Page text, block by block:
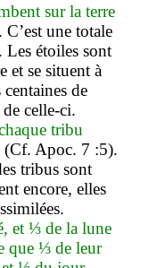
sur la terre
une totale
étoiles sont
et se situent à
de
celle-ci.
tribu
(Cf. Apoc. 7 :5).
tribus sont
encore, elles
et ⅓ de la lune
que ⅓ de leur